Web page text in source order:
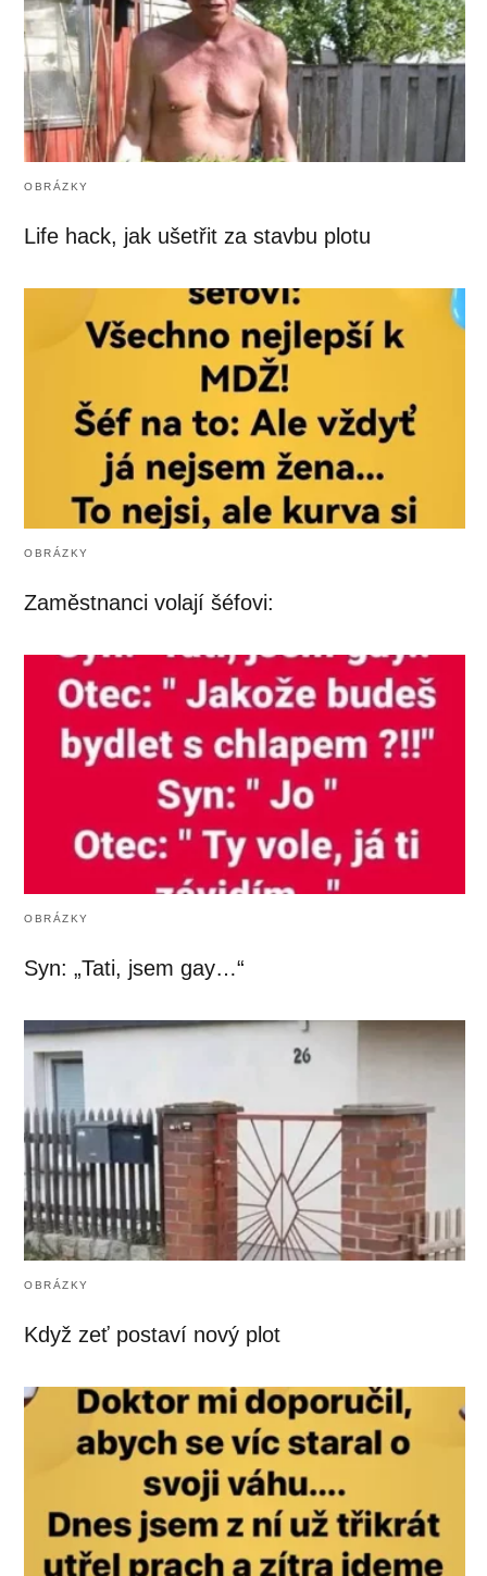
OBRÁZKY
Life hack, jak ušetřit za stavbu plotu
OBRÁZKY
Zaměstnanci volají šéfovi:
OBRÁZKY
Syn: „Tati, jsem gay…“
OBRÁZKY
Když zeť postaví nový plot